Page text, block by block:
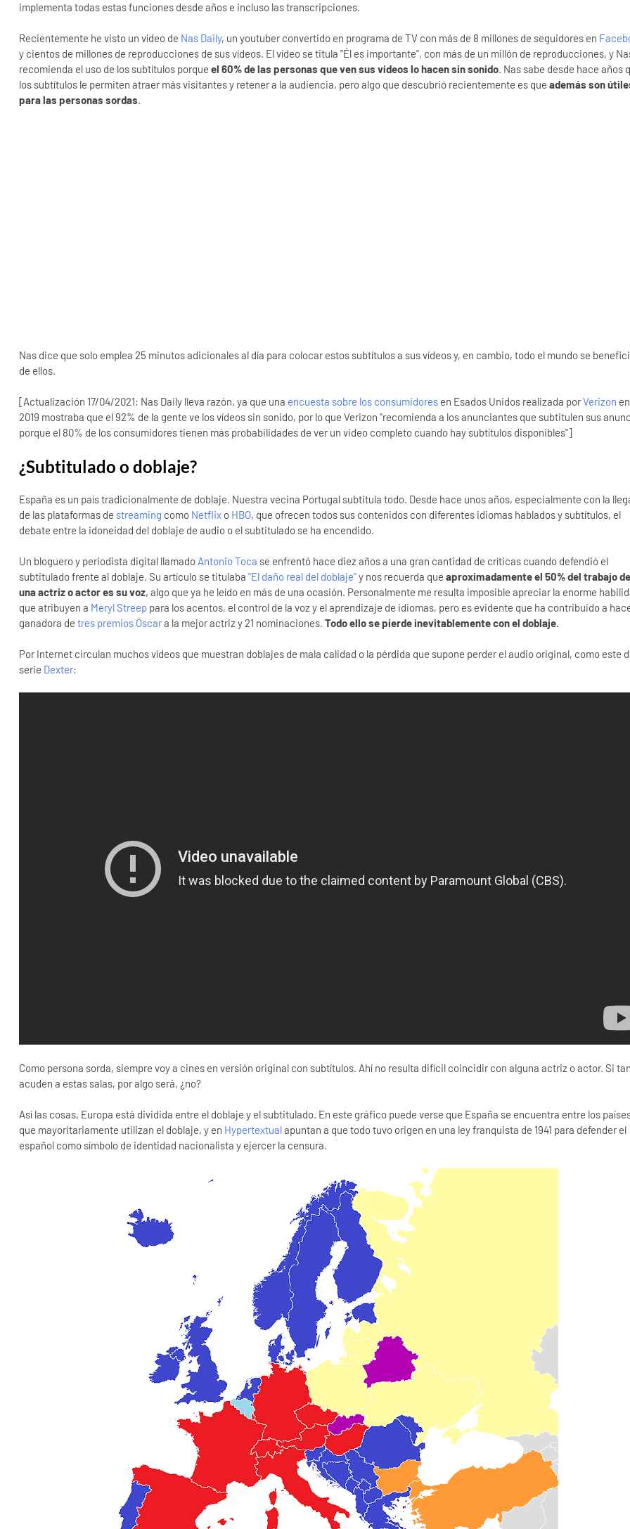
implementa todas estas funciones desde años e incluso las transcripciones.
Recientemente he visto un vídeo de Nas Daily, un youtuber convertido en programa de TV con más de 8 millones de seguidores en
y cientos de millones de reproducciones de sus vídeos. El vídeo se titula "Él es importante", con más de un millón de reproducciones, y
recomienda el uso de los subtítulos porque el 60% de las personas que ven sus vídeos lo hacen sin sonido. Nas sabe desde hace años
los subtítulos le permiten atraer más visitantes y retener a la audiencia, pero algo que descubrió recientemente es que además son
para las personas sordas.
Nas dice que solo emplea 25 minutos adicionales al día para colocar estos subtítulos a sus vídeos y, en cambio, todo el mundo se
de ellos.
[Actualización 17/04/2021: Nas Daily lleva razón, ya que una encuesta sobre los consumidores en Esados Unidos realizada porVerizon en
2019 mostraba que el 92% de la gente ve los vídeos sin sonido, por lo que Verizon "recomienda a los anunciantes que subtitulen sus
porque el 80% de los consumidores tienen más probabilidades de ver un video completo cuando hay subtítulos disponibles"]
¿Subtitulado o doblaje?
España es un país tradicionalmente de doblaje. Nuestra vecina Portugal subtitula todo. Desde hace unos años, especialmente con la
de las plataformas de streaming como Netflix o HBO, que ofrecen todos sus contenidos con diferentes idiomas hablados y subtítulos, el
debate entre la idoneidad del doblaje de audio o el subtitulado se ha encendido.
Un bloguero y periodista digital llamado Antonio Toca se enfrentó hace diez años a una gran cantidad de críticas cuando defendió el
subtitulado frente al doblaje. Su artículo se titulaba "El daño real del doblaje"y nos recuerda que aproximadamente el 50% del trabajo de
una actriz o actor es su voz, algo que ya he leído en más de una ocasión. Personalmente me resulta imposible apreciar la enorme
que atribuyen a Meryl Streep para los acentos, el control de la voz y el aprendizaje de idiomas, pero es evidente que ha contribuido a
ganadora de tres premios Óscara la mejor actriz y 21 nominaciones. Todo ello se pierde inevitablemente con el doblaje.
Por Internet circulan muchos vídeos que muestran doblajes de mala calidad o la pérdida que supone perder el audio original, como este
serie Dexter:
Como persona sorda, siempre voy a cines en versión original con subtítulos. Ahí no resulta difícil coincidir con alguna actriz o actor. Si
acuden a estas salas, por algo será, ¿no?
Así las cosas, Europa está dividida entre el doblaje y el subtitulado. En este gráfico puede verse que España se encuentra entre los
que mayoritariamente utilizan el doblaje, y en Hypertextualapuntan a que todo tuvo origen en una ley franquista de 1941 para defender el
español como símbolo de identidad nacionalista y ejercer la censura.